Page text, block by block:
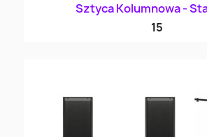
Sztyca Kolumnowa -
15